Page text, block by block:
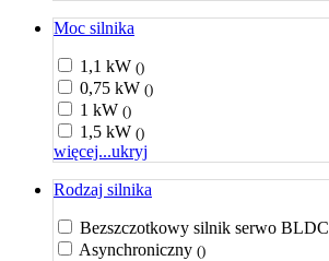
Moc silnika
1,1 kW ()
0,75 kW ()
1 kW ()
1,5 kW ()
więcej...ukryj
Rodzaj silnika
Bezszczotkowy silnik serwo BLDC
Asynchroniczny ()